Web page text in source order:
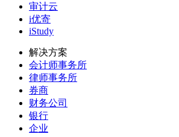
审计云
i优寄
iStudy
解决方案
会计师事务所
律师事务所
券商
财务公司
银行
企业